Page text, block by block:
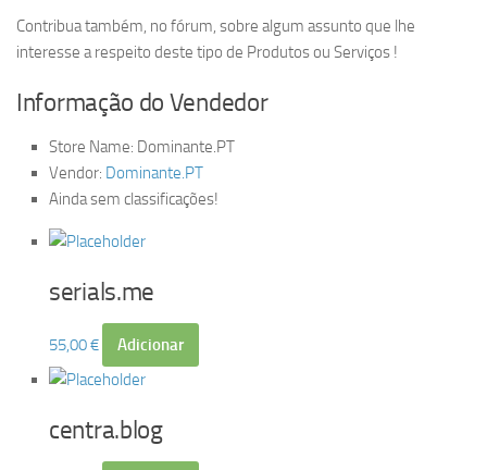
Contribua também, no fórum, sobre algum assunto que lhe
interesse a respeito deste tipo de Produtos ou Serviços !
Informação do Vendedor
Store Name: Dominante.PT
Vendor: Dominante.PT
Ainda sem classificações!
serials.me
55,00€ Adicionar
centra.blog